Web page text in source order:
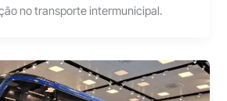
no transporte intermunicipal.